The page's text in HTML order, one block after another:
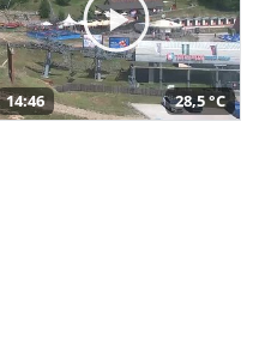
14:46 28,5 °C